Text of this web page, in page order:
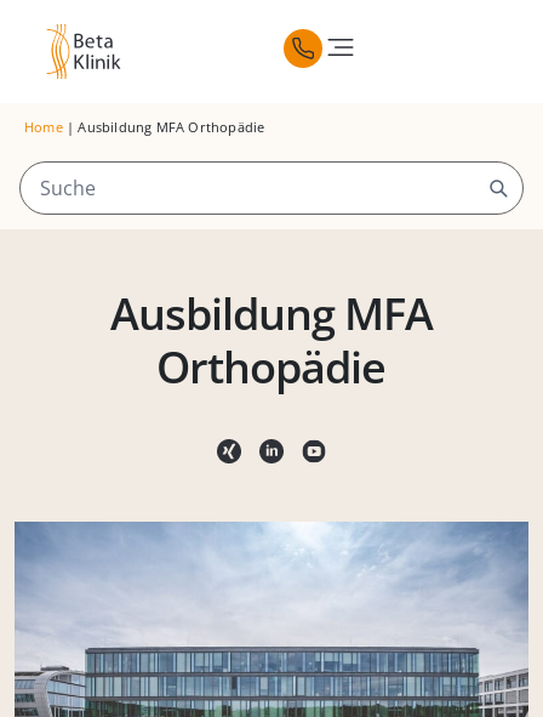
Home|Ausbildung MFA Orthopädie
Ausbildung MFA
Orthopädie